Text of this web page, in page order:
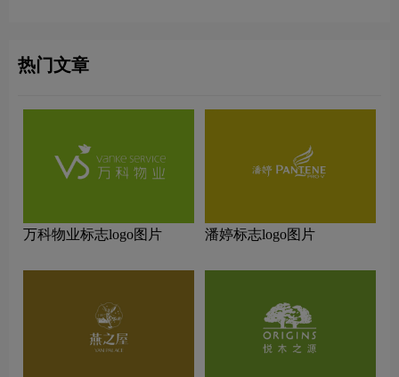
热门文章
万科物业标志logo图片 潘婷标志logo图片